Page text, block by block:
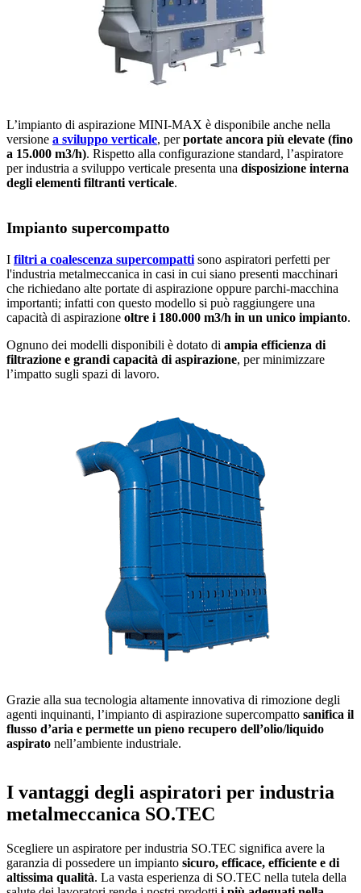
L’impianto di aspirazione MINI-MAX è disponibile anche nella
versione a sviluppo verticale, perportate ancora più elevate (fino
a 15.000 m3/h). Rispetto alla configurazione standard, l’aspiratore
per industria a sviluppo verticale presenta una disposizione interna
degli elementi filtranti verticale.
Impianto supercompatto
I filtri a coalescenza supercompatti sono aspiratori perfetti per
l'industria metalmeccanica in casi in cui siano presenti macchinari
che richiedano alte portate di aspirazione oppure parchi-macchina
importanti; infatti con questo modello si può raggiungere una
capacità di aspirazione oltre i 180.000 m3/h in un unico impianto.
Ognuno dei modelli disponibili è dotato di ampia efficienza di
filtrazione e grandi capacità di aspirazione, per minimizzare
l’impatto sugli spazi di lavoro.
Grazie alla sua tecnologia altamente innovativa di rimozione degli
agenti inquinanti, l’impianto di aspirazione supercompatto sanifica il
flusso d’aria e permette un pieno recupero dell’olio/liquido
aspirato nell’ambiente industriale.
I vantaggi degli aspiratori per industria
metalmeccanica SO.TEC
Scegliere un aspiratore per industria SO.TEC significa avere la
garanzia di possedere un impianto sicuro, efficace, efficiente e di
altissima qualità. La vasta esperienza di SO.TEC nella tutela della